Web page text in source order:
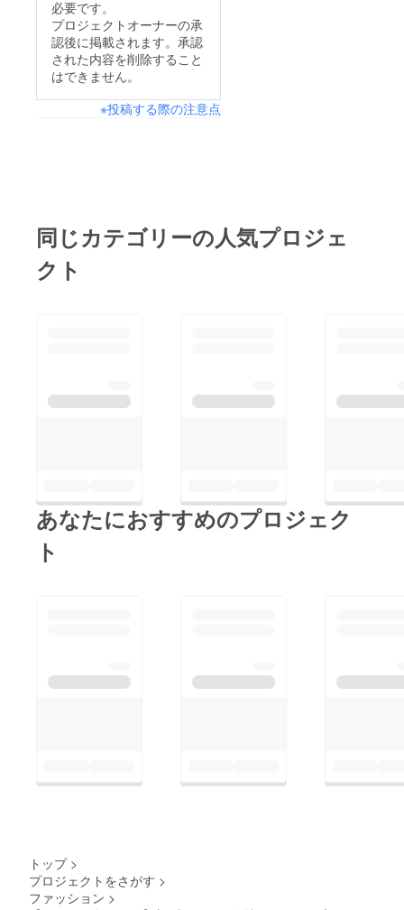
必要です。
プロジェクトオーナーの承
認後に掲載されます。承認
された内容を削除すること
はできません。
※投稿する際の注意点
同じカテゴリーの人気プロジェ
クト
あなたにおすすめのプロジェク
ト
トップ >
プロジェクトをさがす >
ファッション >